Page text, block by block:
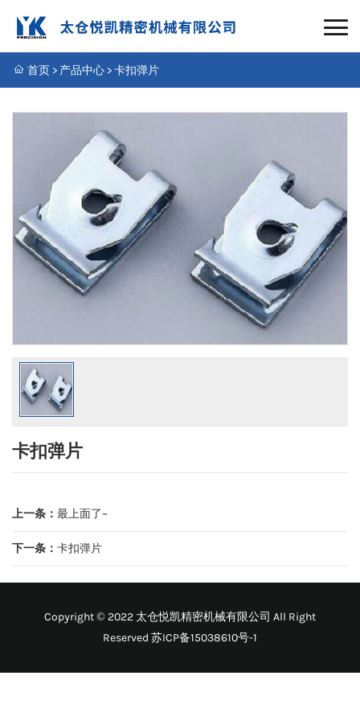
首页> 产品中心>卡扣弹片
卡扣弹片
上一条： 最上面了~
下一条： 卡扣弹片
Copyright © 2022 太仓悦凯精密机械有限公司 All Right
Reserved 苏ICP备15038610号-1